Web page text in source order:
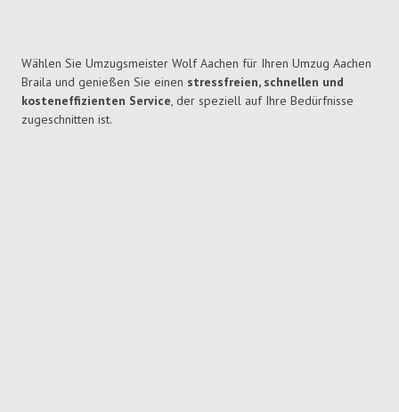
Wählen Sie Umzugsmeister Wolf Aachen für Ihren Umzug Aachen
Braila und genießen Sie einen stressfreien, schnellen und
kosteneffizienten Service, der speziell auf Ihre Bedürfnisse
zugeschnitten ist.